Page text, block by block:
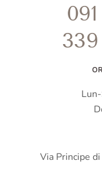
Via Principe